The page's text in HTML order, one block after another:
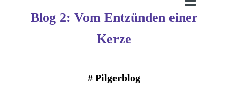
Blog 2: Vom Entzünden einer
Kerze
# Pilgerblog